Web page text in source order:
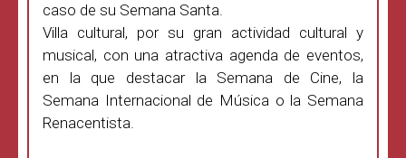
caso de su Semana Santa.
Villa cultural, por su gran actividad cultural y
musical, con una atractiva agenda de eventos,
en la que destacar la Semana de Cine, la
Semana Internacional de Música o la Semana
Renacentista.